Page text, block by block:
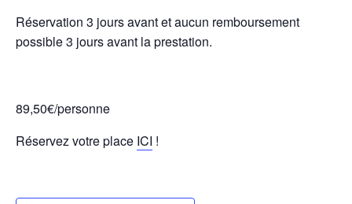
Réservation 3 jours avant et aucun remboursement
possible 3 jours avant la prestation.
89,50€/personne
Réservez votre place ICI !